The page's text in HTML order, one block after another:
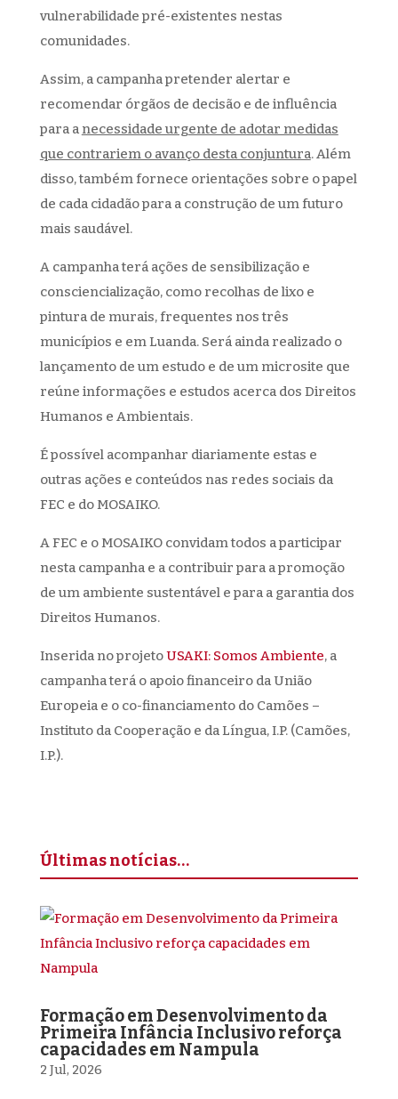
vulnerabilidade pré-existentes nestas
comunidades.
Assim, a campanha pretender alertar e
recomendar órgãos de decisão e de influência
para a necessidade urgente de adotar medidas
que contrariem o avanço desta conjuntura. Além
disso, também fornece orientações sobre o papel
de cada cidadão para a construção de um futuro
mais saudável.
A campanha terá ações de sensibilização e
consciencialização, como recolhas de lixo e
pintura de murais, frequentes nos três
municípios e em Luanda. Será ainda realizado o
lançamento de um estudo e de um microsite que
reúne informações e estudos acerca dos Direitos
Humanos e Ambientais.
É possível acompanhar diariamente estas e
outras ações e conteúdos nas redes sociais da
FEC e do MOSAIKO.
A FEC e o MOSAIKO convidam todos a participar
nesta campanha e a contribuir para a promoção
de um ambiente sustentável e para a garantia dos
Direitos Humanos.
Inserida no projetoUSAKI: Somos Ambiente, a
campanha terá o apoio financeiro da União
Europeia e o co-financiamento do Camões –
Instituto da Cooperação e da Língua, I.P. (Camões,
I.P.).
Últimas notícias…
Formação em Desenvolvimento da
Primeira Infância Inclusivo reforça
capacidades em Nampula
2 Jul, 2026